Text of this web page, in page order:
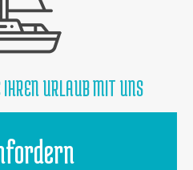
IHREN URLAUB MIT UNS